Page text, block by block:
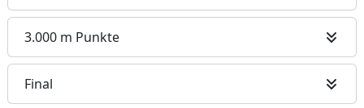
3.000 m Punkte
Final